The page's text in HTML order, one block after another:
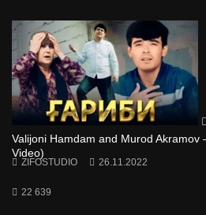
Valijoni Hamdam and Murod Akramov
Video)
ZIFOSTUDIO 26.11.2022
22 639